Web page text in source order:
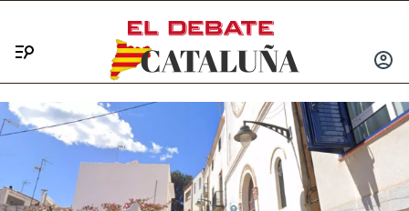
INICIAR